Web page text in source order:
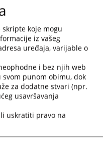
polova u BiH i
2025-2027.
ravnopravnosti 2025-
u BiH
u BiH
Zakona o zabrani
koje mogu
iz vašeg
uređaja, varijable o
i bez njih web
punom obimu, dok
za dodatne stvari (npr.
usavršavanja
uskratiti pravo na